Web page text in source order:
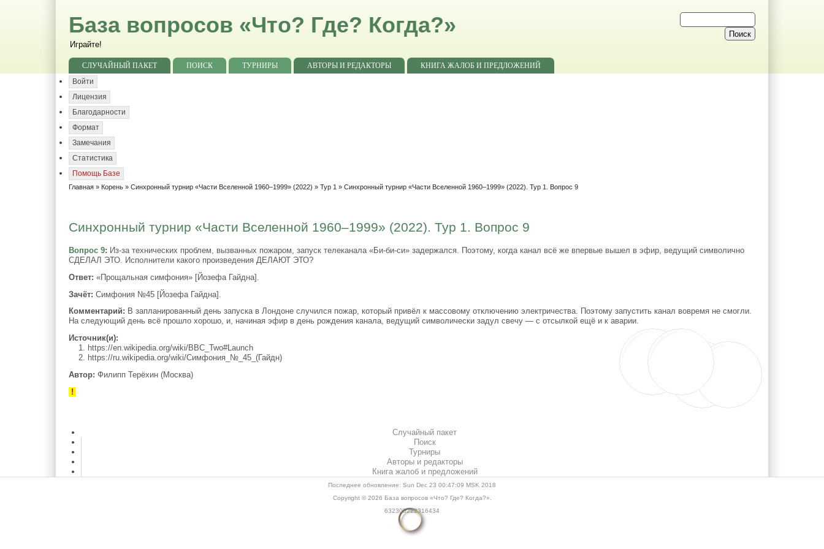
База вопросов «Что? Где? Когда?»
Играйте!
СЛУЧАЙНЫЙ ПАКЕТ ПОИСК ТУРНИРЫ АВТОРЫ И РЕДАКТОРЫ
КНИГА ЖАЛОБ И ПРЕДЛОЖЕНИЙ
Войти
Лицензия
Благодарности
Формат
Замечания
Статистика
Помощь Базе
Главная » Корень »Синхронный турнир «Части Вселенной 1960–1999» (2022) »Тур 1 » Синхронный турнир «Части Вселенной 1960–1999» (2022). Тур 1. Вопрос 9
Синхронный турнир «Части Вселенной 1960–1999» (2022). Тур 1. Вопрос 9
Вопрос 9: Из-за технических проблем, вызванных пожаром, запуск телеканала «Би-би-си» задержался. Поэтому, когда канал всё же впервые вышел в эфир, ведущий символично
СДЕЛАЛ ЭТО. Исполнители какого произведения ДЕЛАЮТ ЭТО?
Ответ: «Прощальная симфония» [Йозефа Гайдна].
Зачёт: Симфония №45 [Йозефа Гайдна].
Комментарий: В запланированный день запуска в Лондоне случился пожар, который привёл к массовому отключению электричества. Поэтому запустить канал вовремя не смогли.
На следующий день всё прошло хорошо, и, начиная эфир в день рождения канала, ведущий символически задул свечу — с отсылкой ещё и к аварии.
Источник(и):
1. https://en.wikipedia.org/wiki/BBC_Two#Launch
2. https://ru.wikipedia.org/wiki/Симфония_№_45_(Гайдн)
Автор: Филипп Терёхин (Москва)
!
Случайный пакет
Поиск
Турниры
Авторы и редакторы
Книга жалоб и предложений
Последнее обновление: Sun Dec 23 00:47:09 MSK 2018
Copyright © 2026 База вопросов «Что? Где? Когда?».
632305222316434